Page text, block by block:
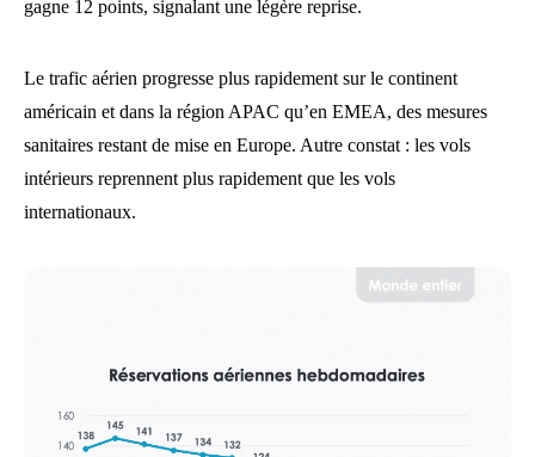
gagne 12 points, signalant une légère reprise.
Le trafic aérien progresse plus rapidement sur le continent
américain et dans la région APAC qu’en EMEA, des mesures
sanitaires restant de mise en Europe. Autre constat : les vols
intérieurs reprennent plus rapidement que les vols
internationaux.